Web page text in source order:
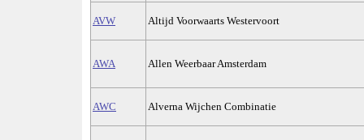
AVW Altijd Voorwaarts Westervoort
AWA Allen Weerbaar Amsterdam
AWC Alverna Wijchen Combinatie